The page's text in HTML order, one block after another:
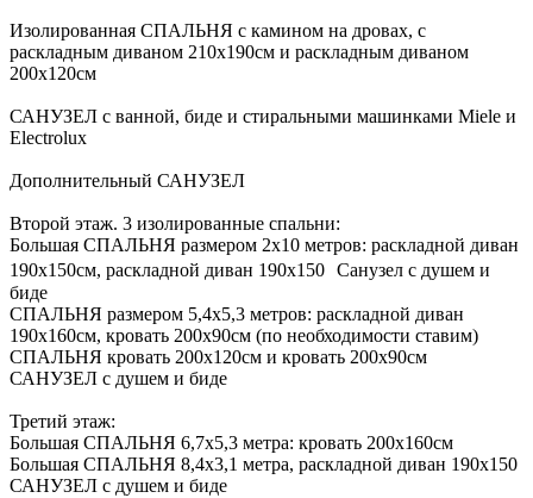
Изолированная СПАЛЬНЯ с камином на дровах, с
раскладным диваном 210х190см и раскладным диваном
200х120см
САНУЗЕЛ с ванной, биде и стиральными машинками Мiеlе и
Еlесtrоluх
Дополнительный САНУЗЕЛ
Второй этаж. 3 изолированные спальни:
Большая СПАЛЬНЯ размером 2х10 метров: раскладной диван
190х150см, раскладной диван 190х150 Санузел с душем и
биде
СПАЛЬНЯ размером 5,4х5,3 метров: раскладной диван
190х160см, кровать 200х90см (по необходимости ставим)
СПАЛЬНЯ кровать 200х120см и кровать 200х90см
САНУЗЕЛ с душем и биде
Третий этаж:
Большая СПАЛЬНЯ 6,7х5,3 метра: кровать 200х160см
Большая СПАЛЬНЯ 8,4х3,1 метра, раскладной диван 190х150
САНУЗЕЛ с душем и биде